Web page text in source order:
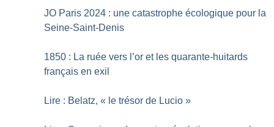
JO Paris 2024 : une catastrophe écologique pour la
Seine-Saint-Denis
1850 : La ruée vers l’or et les quarante-huitards
français en exil
Lire : Belatz, « le trésor de Lucio »